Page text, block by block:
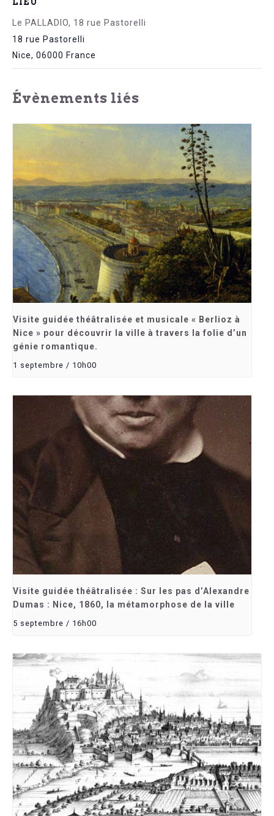
Le PALLADIO, 18 rue Pastorelli
18 rue Pastorelli
Nice, 06000 France
Évènements liés
Visite guidée théâtralisée et musicale « Berlioz à
Nice » pour découvrir la ville à travers la folie d’un
génie romantique.
1 septembre / 10h00
Visite guidée théâtralisée : Sur les pas d’Alexandre
Dumas : Nice, 1860, la métamorphose de la ville
5 septembre / 16h00